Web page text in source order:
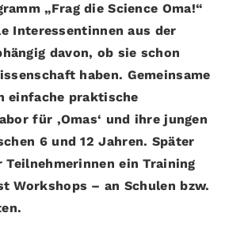
„Frag die Science Oma!“
Interessentinnen aus der
davon, ob sie schon
haben. Gemeinsame
einfache praktische
für ‚Omas‘ und ihre jungen
6 und 12 Jahren. Später
Teilnehmerinnen ein Training
Workshops – an Schulen bzw.